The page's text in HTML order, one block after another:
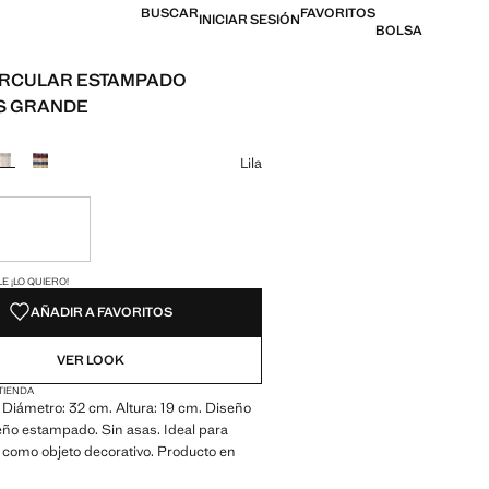
BUSCARINICIAR SESIÓNFAVORITOS
BOLSA
ESTAMPADO
GRANDE
€ ]
color
Lila
¡LO QUIERO!
AÑADIR A FAVORITOS
VER LOOK
32 cm. Altura: 19 cm. Diseño
estampado. Sin asas. Ideal para
objeto decorativo. Producto en